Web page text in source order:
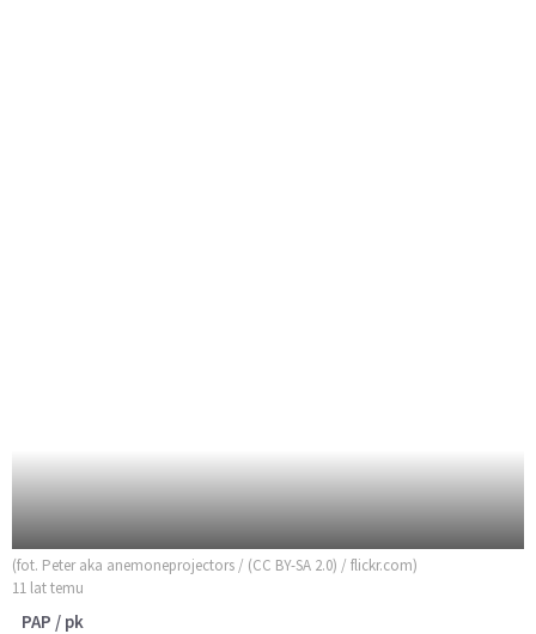
(fot. Peter aka anemoneprojectors / (CC BY-SA 2.0) / flickr.com)
11 lat temu
PAP / pk